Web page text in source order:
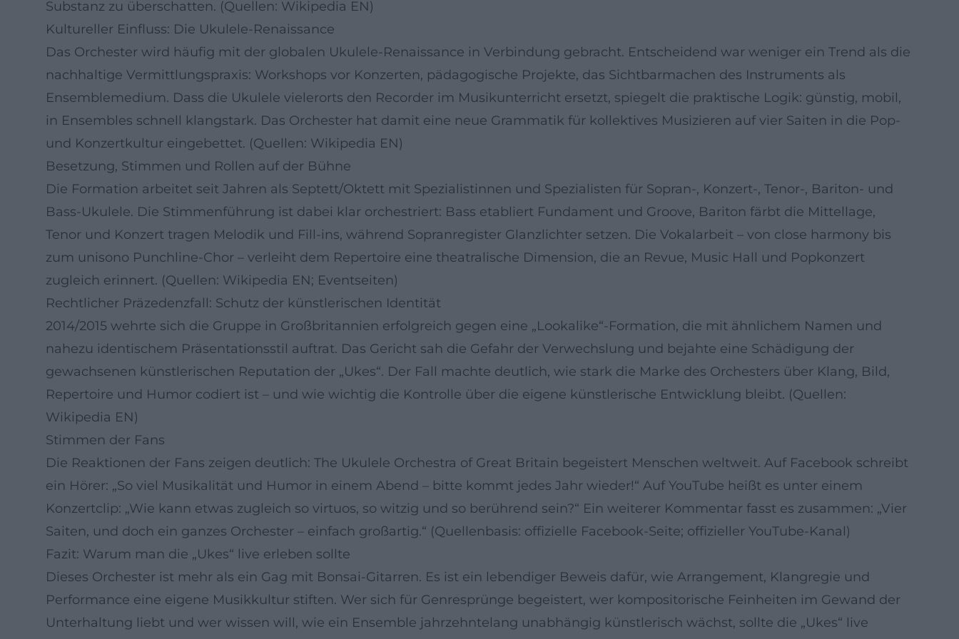
Substanz zu überschatten. (Quellen: Wikipedia EN)
Kultureller Einfluss: Die Ukulele-Renaissance
Das Orchester wird häufig mit der globalen Ukulele-Renaissance in Verbindung gebracht. Entscheidend war weniger ein Trend als die
nachhaltige Vermittlungspraxis: Workshops vor Konzerten, pädagogische Projekte, das Sichtbarmachen des Instruments als
Ensemblemedium. Dass die Ukulele vielerorts den Recorder im Musikunterricht ersetzt, spiegelt die praktische Logik: günstig, mobil,
in Ensembles schnell klangstark. Das Orchester hat damit eine neue Grammatik für kollektives Musizieren auf vier Saiten in die Pop-
und Konzertkultur eingebettet. (Quellen: Wikipedia EN)
Besetzung, Stimmen und Rollen auf der Bühne
Die Formation arbeitet seit Jahren als Septett/Oktett mit Spezialistinnen und Spezialisten für Sopran-, Konzert-, Tenor-, Bariton- und
Bass-Ukulele. Die Stimmenführung ist dabei klar orchestriert: Bass etabliert Fundament und Groove, Bariton färbt die Mittellage,
Tenor und Konzert tragen Melodik und Fill-ins, während Sopranregister Glanzlichter setzen. Die Vokalarbeit – von close harmony bis
zum unisono Punchline-Chor – verleiht dem Repertoire eine theatralische Dimension, die an Revue, Music Hall und Popkonzert
zugleich erinnert. (Quellen: Wikipedia EN; Eventseiten)
Rechtlicher Präzedenzfall: Schutz der künstlerischen Identität
2014/2015 wehrte sich die Gruppe in Großbritannien erfolgreich gegen eine „Lookalike“-Formation, die mit ähnlichem Namen und
nahezu identischem Präsentationsstil auftrat. Das Gericht sah die Gefahr der Verwechslung und bejahte eine Schädigung der
gewachsenen künstlerischen Reputation der „Ukes“. Der Fall machte deutlich, wie stark die Marke des Orchesters über Klang, Bild,
Repertoire und Humor codiert ist – und wie wichtig die Kontrolle über die eigene künstlerische Entwicklung bleibt. (Quellen:
Wikipedia EN)
Stimmen der Fans
Die Reaktionen der Fans zeigen deutlich: The Ukulele Orchestra of Great Britain begeistert Menschen weltweit. Auf Facebook schreibt
ein Hörer: „So viel Musikalität und Humor in einem Abend – bitte kommt jedes Jahr wieder!“ Auf YouTube heißt es unter einem
Konzertclip: „Wie kann etwas zugleich so virtuos, so witzig und so berührend sein?“ Ein weiterer Kommentar fasst es zusammen: „Vier
Saiten, und doch ein ganzes Orchester – einfach großartig.“ (Quellenbasis: offizielle Facebook-Seite; offizieller YouTube-Kanal)
Fazit: Warum man die „Ukes“ live erleben sollte
Dieses Orchester ist mehr als ein Gag mit Bonsai-Gitarren. Es ist ein lebendiger Beweis dafür, wie Arrangement, Klangregie und
Performance eine eigene Musikkultur stiften. Wer sich für Genresprünge begeistert, wer kompositorische Feinheiten im Gewand der
Unterhaltung liebt und wer wissen will, wie ein Ensemble jahrzehntelang unabhängig künstlerisch wächst, sollte die „Ukes“ live